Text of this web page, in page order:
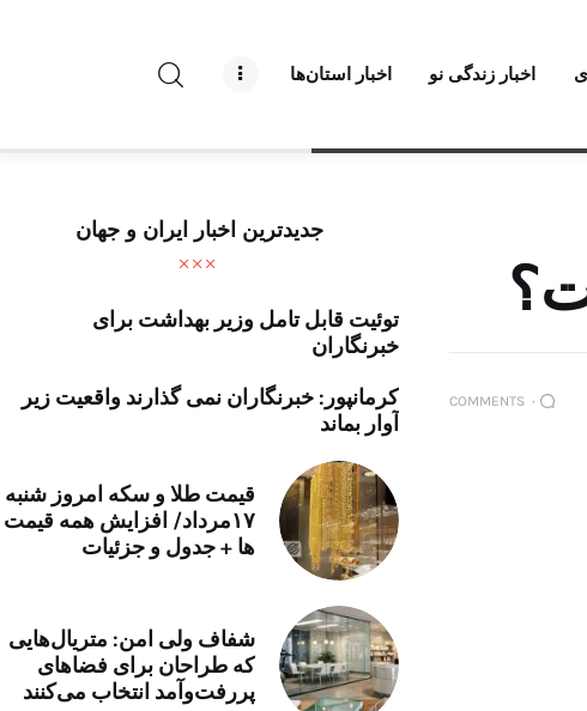
اخبار زندگی نو اخبار استان‌ها
درباره راه‌ نو نیوز
تبلیغات راه نو نیوز
آوین دیلی
پایگاه خبری آبان
خرید موتور ایمپلنت
۰ COMMENTS
جدیدترین اخبار ایران و جهان
توئیت قابل تامل وزیر بهداشت برای
خبرنگاران
کرمانپور: خبرنگاران نمی گذارند واقعیت زیر
آوار بماند
قیمت طلا و سکه امروز شنبه
۱۷مرداد/ افزایش همه قیمت
ها + جدول و جزئیات
شفاف ولی امن: متریال‌هایی
که طراحان برای فضاهای
پررفت‌وآمد انتخاب می‌کنند